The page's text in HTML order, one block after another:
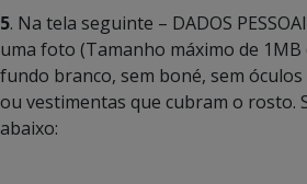
5. Na tela seguinte – DADOS
uma foto (Tamanho máximo de 1MB
fundo branco, sem boné, sem
ou vestimentas que cubram o rosto.
abaixo: